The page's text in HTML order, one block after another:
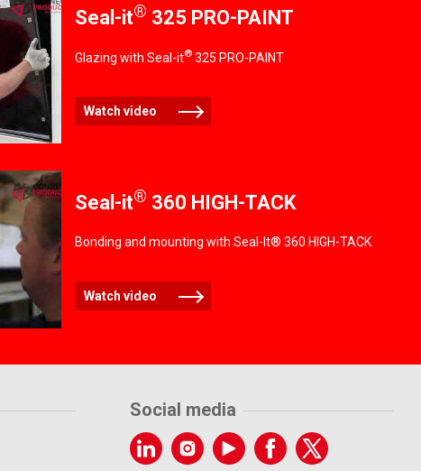
Seal-it® 325 PRO-PAINT
Glazing with Seal-it®325 PRO-PAINT
Watch video
Seal-it® 360 HIGH-TACK
Bonding and mounting with Seal-It® 360 HIGH-TACK
Watch video
Social media